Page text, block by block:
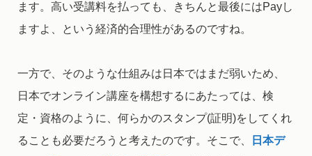
ます。高い受講料を払っても、きちんと最後にはPayし
ますよ、という経済的合理性があるのですね。
一方で、そのような仕組みは日本ではまだ弱いため、
日本でオンライン講座を構想するにあたっては、検
定・資格のように、何らかのスタンプ(証明)をしてくれ
ることも必要だろうと考えたのです。そこで、
日本デ